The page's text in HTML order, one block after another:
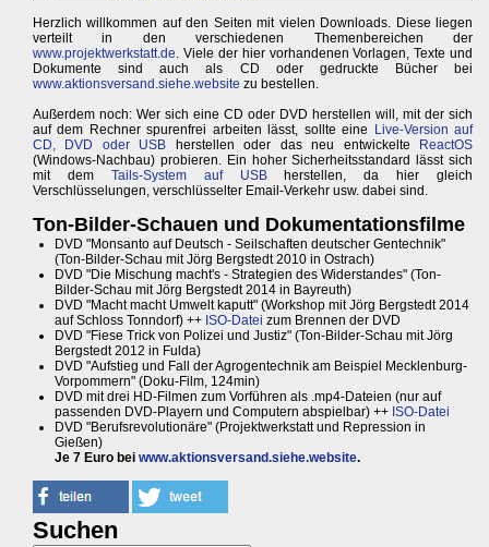
Herzlich willkommen auf den Seiten mit vielen Downloads. Diese liegen
verteilt in den verschiedenen Themenbereichen der
www.projektwerkstatt.de. Viele der hier vorhandenen Vorlagen, Texte und
Dokumente sind auch als CD oder gedruckte Bücher bei
www.aktionsversand.siehe.website zu bestellen.
Außerdem noch: Wer sich eine CD oder DVD herstellen will, mit der sich
auf dem Rechner spurenfrei arbeiten lässt, sollte eine
Live-Version auf
CD, DVD oder USB herstellen oder das neu entwickelte
ReactOS
(Windows-Nachbau) probieren. Ein hoher Sicherheitsstandard lässt sich
mit dem Tails-System auf USBherstellen, da hier gleich
Verschlüsselungen, verschlüsselter Email-Verkehr usw. dabei sind.
Ton-Bilder-Schauen und Dokumentationsfilme
DVD "Monsanto auf Deutsch - Seilschaften deutscher Gentechnik"
(Ton-Bilder-Schau mit Jörg Bergstedt 2010 in Ostrach)
DVD "Die Mischung macht's - Strategien des Widerstandes" (Ton-
Bilder-Schau mit Jörg Bergstedt 2014 in Bayreuth)
DVD "Macht macht Umwelt kaputt" (Workshop mit Jörg Bergstedt 2014
auf Schloss Tonndorf) ++ ISO-Datei zum Brennen der DVD
DVD "Fiese Trick von Polizei und Justiz" (Ton-Bilder-Schau mit Jörg
Bergstedt 2012 in Fulda)
DVD "Aufstieg und Fall der Agrogentechnik am Beispiel Mecklenburg-
Vorpommern" (Doku-Film, 124min)
DVD mit drei HD-Filmen zum Vorführen als .mp4-Dateien (nur auf
passenden DVD-Playern und Computern abspielbar) ++ ISO-Datei
DVD "Berufsrevolutionäre" (Projektwerkstatt und Repression in
Gießen)
Je 7 Euro bei www.aktionsversand.siehe.website.
Suchen